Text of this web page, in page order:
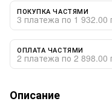
ПОКУПКА ЧАСТЯМИ
3 платежа по 1 932.00
ОПЛАТА ЧАСТЯМИ
2 платежа по 2 898.00
Описание